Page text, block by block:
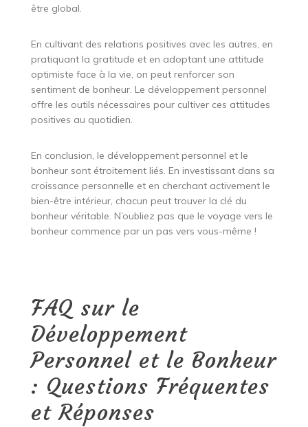
être global.
En cultivant des relations positives avec les autres, en
pratiquant la gratitude et en adoptant une attitude
optimiste face à la vie, on peut renforcer son
sentiment de bonheur. Le développement personnel
offre les outils nécessaires pour cultiver ces attitudes
positives au quotidien.
En conclusion, le développement personnel et le
bonheur sont étroitement liés. En investissant dans sa
croissance personnelle et en cherchant activement le
bien-être intérieur, chacun peut trouver la clé du
bonheur véritable. N’oubliez pas que le voyage vers le
bonheur commence par un pas vers vous-même !
FAQ sur le
Développement
Personnel et le Bonheur
: Questions Fréquentes
et Réponses